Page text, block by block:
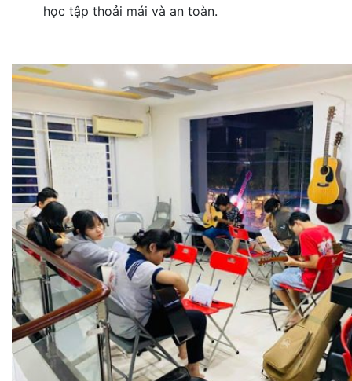
học tập thoải mái và an toàn.